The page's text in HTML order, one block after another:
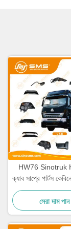
HW76 Sinotruk
ক্যাব সাপ্রে পার্টস
সেরা দাম পান